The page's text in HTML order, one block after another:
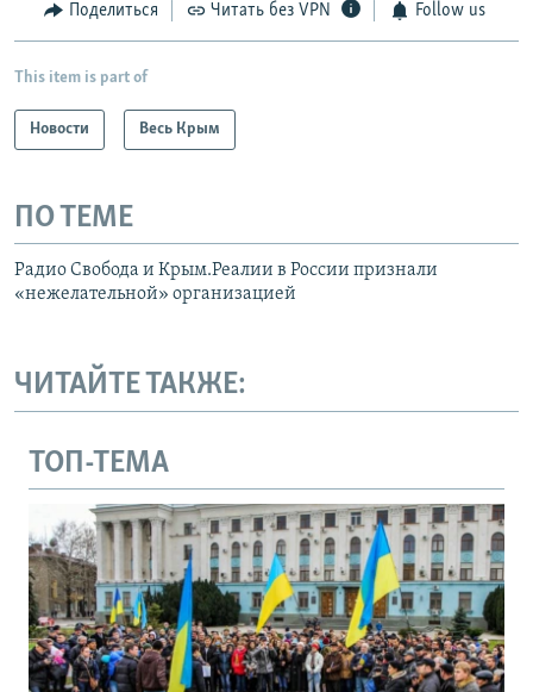
Поделиться Читать без VPN Follow us
This item is part of
Новости Весь Крым
ПО ТЕМЕ
Радио Свобода и Крым.Реалии в России признали
«нежелательной» организацией
ЧИТАЙТЕ ТАКЖЕ:
ТОП-ТЕМА